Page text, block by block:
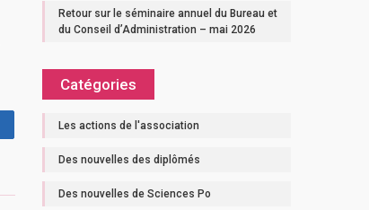
Retour sur le séminaire annuel du Bureau et
du Conseil d’Administration – mai 2026
Catégories
Les actions de l'association
Des nouvelles des diplômés
Des nouvelles de Sciences Po